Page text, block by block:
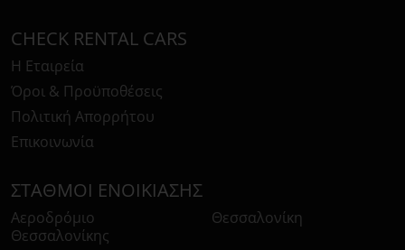
CHECK RENTAL CARS
Η Εταιρεία
Όροι & Προϋποθέσεις
Πολιτική Απορρήτου
Επικοινωνία
ΣΤΑΘΜΟΊ ΕΝΟΙΚΊΑΣΗΣ
Αεροδρόμιο
Θεσσαλονίκης
Θεσσαλονίκη